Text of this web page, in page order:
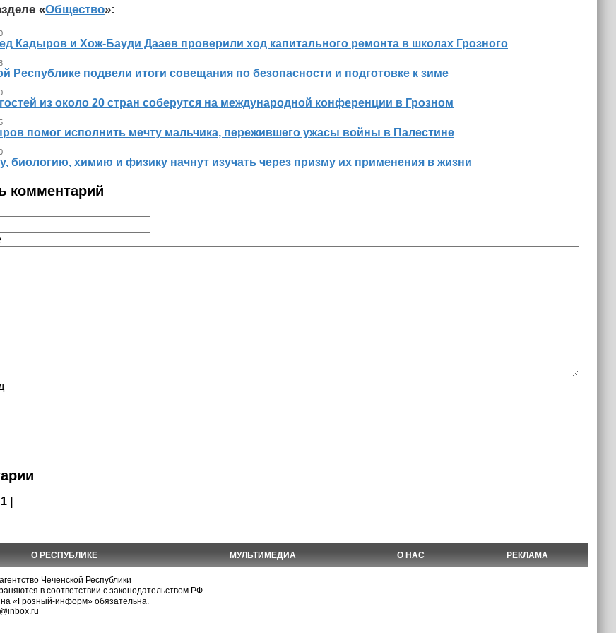
«Общество»:
Кадыров и Хож-Бауди Дааев проверили ход капитального ремонта в школах Грозного
Республике подвели итоги совещания по безопасности и подготовке к зиме
из около 20 стран соберутся на международной конференции в Грозном
помог исполнить мечту мальчика, пережившего ужасы войны в Палестине
биологию, химию и физику начнут изучать через призму их применения в жизни
комментарий
1 |
О РЕСПУБЛИКЕ МУЛЬТИМЕДИА О НАС РЕКЛАМА
Чеченской Республики
в соответствии с законодательством РФ.
«Грозный-информ» обязательна.